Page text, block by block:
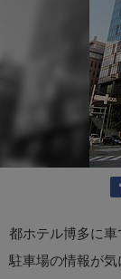
都ホテル博多に車
駐車場の情報が気